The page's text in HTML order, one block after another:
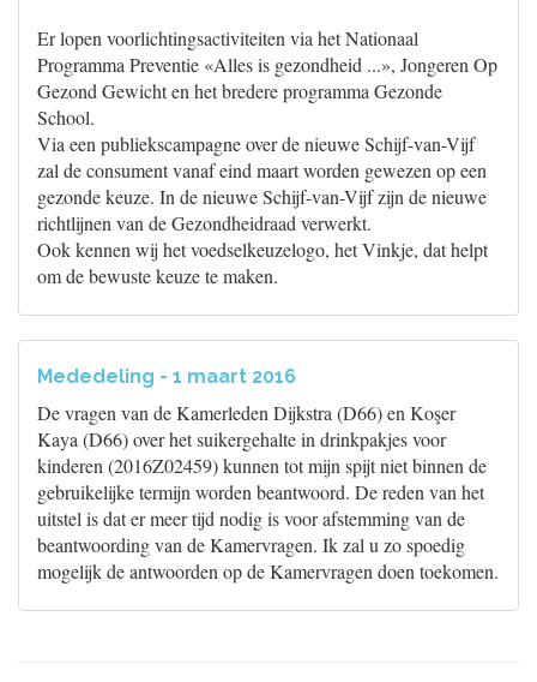
Er lopen voorlichtingsactiviteiten via het Nationaal
Programma Preventie «Alles is gezondheid ...», Jongeren Op
Gezond Gewicht en het bredere programma Gezonde
School.
Via een publiekscampagne over de nieuwe Schijf-van-Vijf
zal de consument vanaf eind maart worden gewezen op een
gezonde keuze. In de nieuwe Schijf-van-Vijf zijn de nieuwe
richtlijnen van de Gezondheidraad verwerkt.
Ook kennen wij het voedselkeuzelogo, het Vinkje, dat helpt
om de bewuste keuze te maken.
Mededeling - 1 maart 2016
De vragen van de Kamerleden Dijkstra (D66) en Koşer
Kaya (D66) over het suikergehalte in drinkpakjes voor
kinderen (2016Z02459) kunnen tot mijn spijt niet binnen de
gebruikelijke termijn worden beantwoord. De reden van het
uitstel is dat er meer tijd nodig is voor afstemming van de
beantwoording van de Kamervragen. Ik zal u zo spoedig
mogelijk de antwoorden op de Kamervragen doen toekomen.